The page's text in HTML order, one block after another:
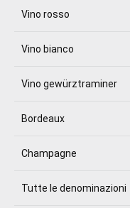
Vino rosso
Vino bianco
Vino gewürztraminer
Bordeaux
Champagne
Tutte le denominazioni